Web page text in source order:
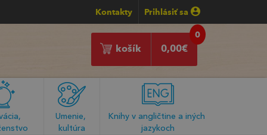
Kontakty Prihlásiť sa
0
0,00€
košík
Umenie,
kultúra
Knihy v angličtine a iných
jazykoch